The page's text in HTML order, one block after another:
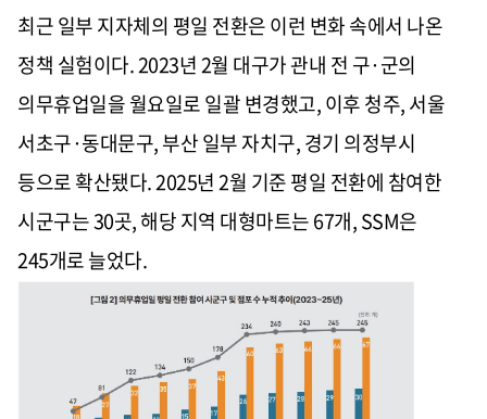
최근 일부 지자체의 평일 전환은 이런 변화 속에서 나온
정책 실험이다. 2023년 2월 대구가 관내 전 구·군의
의무휴업일을 월요일로 일괄 변경했고, 이후 청주, 서울
서초구·동대문구, 부산 일부 자치구, 경기 의정부시
등으로 확산됐다. 2025년 2월 기준 평일 전환에 참여한
시군구는 30곳, 해당 지역 대형마트는 67개, SSM은
245개로 늘었다.